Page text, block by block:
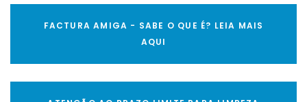
FACTURA AMIGA - SABE O QUE É? LEIA MAIS
AQUI